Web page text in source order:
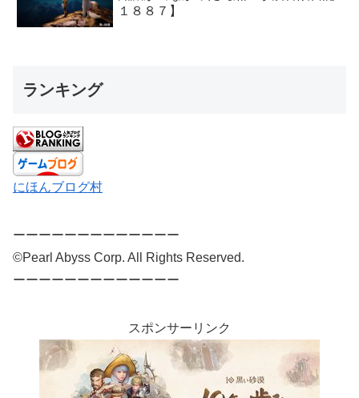
１８８７】
ランキング
にほんブログ村
ーーーーーーーーーーーーー
©Pearl Abyss Corp. All Rights Reserved.
ーーーーーーーーーーーーー
スポンサーリンク